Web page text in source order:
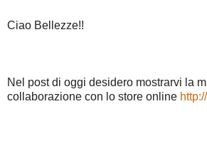
Ciao Bellezze!!
Nel post di oggi desidero mostrarvi la
collaborazione con lo store online